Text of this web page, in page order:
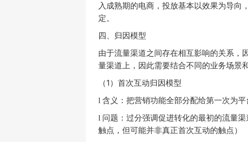
入成熟期的电商，投放基本以效果为导向
定。
四、归因模型
由于流量渠道之间存在相互影响的关系，
量渠道上，因此需要结合不同的业务场景
（1）首次互动归因模型
l 含义：把营销功能全部分配给第一次为
l 问题：过分强调促进转化的最初的流量
触点，但可能并非真正首次互动的触点）